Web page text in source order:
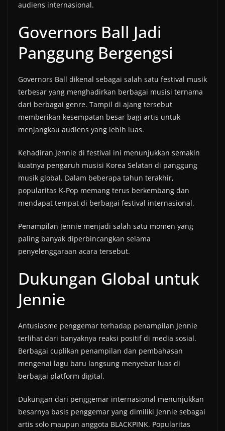
audiens internasional.
Governors Ball Jadi
Panggung Bergengsi
Governors Ball dikenal sebagai salah satu festival musik
terbesar yang menghadirkan berbagai musisi ternama
dari berbagai genre. Tampil di ajang tersebut
memberikan kesempatan besar bagi artis untuk
menjangkau audiens yang lebih luas.
Kehadiran Jennie di festival ini menunjukkan semakin
kuatnya pengaruh musisi Korea Selatan di panggung
musik global. Dalam beberapa tahun terakhir,
popularitas K-Pop memang terus berkembang dan
mendapat tempat di berbagai festival internasional.
Penampilan Jennie menjadi salah satu momen yang
paling banyak diperbincangkan selama
penyelenggaraan acara tersebut.
Dukungan Global untuk
Jennie
Antusiasme penggemar terhadap penampilan Jennie
terlihat dari banyaknya reaksi positif di media sosial.
Berbagai cuplikan penampilan dan pembahasan
mengenai lagu baru langsung menyebar luas di
berbagai platform digital.
Dukungan dari penggemar internasional menunjukkan
besarnya basis penggemar yang dimiliki Jennie sebagai
artis solo maupun anggota BLACKPINK. Popularitas